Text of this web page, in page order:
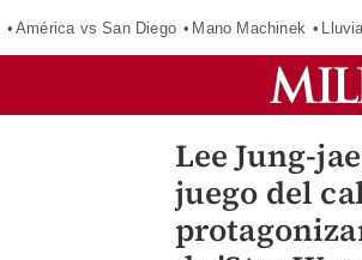
América vs San Diego Mano Machinek
Lee Jung-
juego del